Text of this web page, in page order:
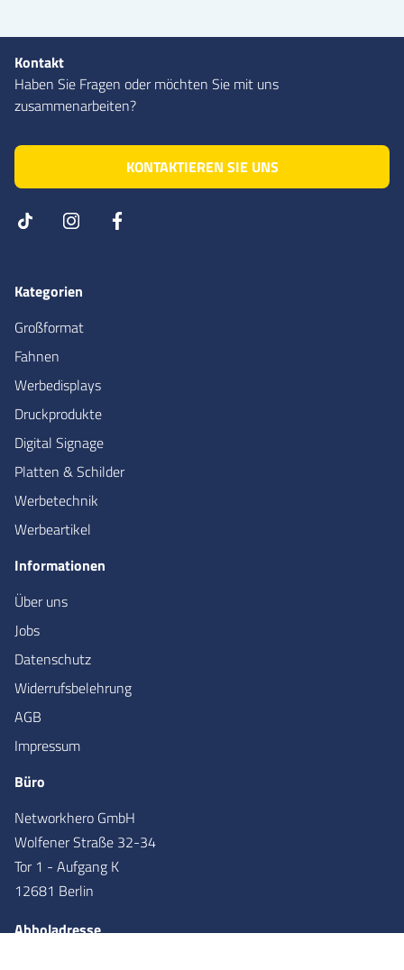
Kontakt
Haben Sie Fragen oder möchten Sie mit uns
zusammenarbeiten?
KONTAKTIEREN SIE UNS
Kategorien
Großformat
Fahnen
Werbedisplays
Druckprodukte
Digital Signage
Platten & Schilder
Werbetechnik
Werbeartikel
Informationen
Über uns
Jobs
Datenschutz
Widerrufsbelehrung
AGB
Impressum
Büro
Networkhero GmbH
Wolfener Straße 32-34
Tor 1 - Aufgang K
12681 Berlin
Abholadresse